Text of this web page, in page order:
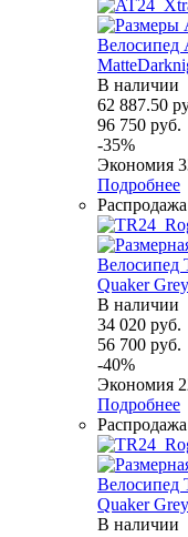
Велосипед
В наличии
62 887.50
96 750 руб.
-35%
Экономия
Подробнее
Распродажа
Велосипед
Quaker Grey
В наличии
34 020 руб.
56 700 руб.
-40%
Экономия
Подробнее
Распродажа
Велосипед
Quaker Grey
В наличии